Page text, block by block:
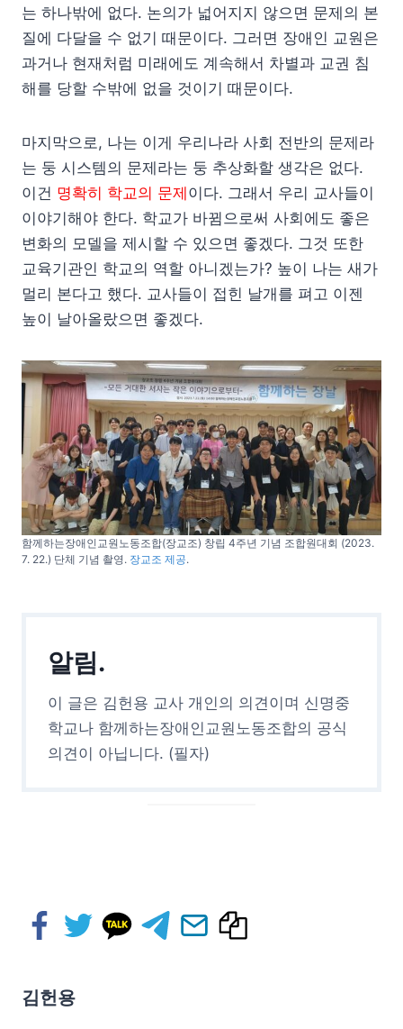
는 하나밖에 없다. 논의가 넓어지지 않으면 문제의 본
질에 다달을 수 없기 때문이다. 그러면 장애인 교원은
과거나 현재처럼 미래에도 계속해서 차별과 교권 침
해를 당할 수밖에 없을 것이기 때문이다.
마지막으로, 나는 이게 우리나라 사회 전반의 문제라
는 둥 시스템의 문제라는 둥 추상화할 생각은 없다.
이건 명확히 학교의 문제 이다. 그래서 우리 교사들이
이야기해야 한다. 학교가 바뀜으로써 사회에도 좋은
변화의 모델을 제시할 수 있으면 좋겠다. 그것 또한
교육기관인 학교의 역할 아니겠는가? 높이 나는 새가
멀리 본다고 했다. 교사들이 접힌 날개를 펴고 이젠
높이 날아올랐으면 좋겠다.
함께하는장애인교원노동조합(장교조) 창립 4주년 기념 조합원대회 (2023.
7. 22.) 단체 기념 촬영. 장교조 제공.
알림.
이 글은 김헌용 교사 개인의 의견이며 신명중
학교나 함께하는장애인교원노동조합의 공식
의견이 아닙니다. (필자)
김헌용